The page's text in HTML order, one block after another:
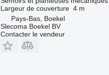
Largeur de couverture 4 m
Pays-Bas, Boekel
Slecoma Boekel BV
Contacter le vendeur